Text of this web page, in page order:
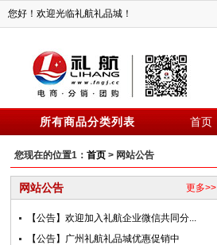
您好！欢迎光临礼航礼品城！
所有商品分类列表 首页
您现在的位置1： 首页 > 网站公告
更多>>
网站公告
【公告】欢迎加入礼航企业微信共同分...
【公告】广州礼航礼品城优惠促销中